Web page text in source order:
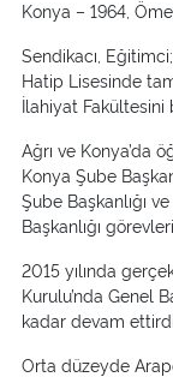
Konya – 1964,
Sendikacı,
Hatip Lisesinde
İlahiyat Fakültesini
Ağrı ve Konya’da
Konya Şube
Şube Başkanlığı
Başkanlığı
2015 yılında
Kurulu’nda Genel
kadar devam ettirdi.
Orta düzeyde